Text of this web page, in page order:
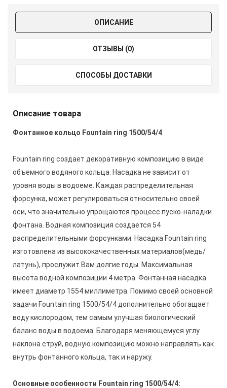
ОПИСАНИЕ
ОТЗЫВЫ (0)
СПОСОБЫ ДОСТАВКИ
Описание товара
Фонтанное кольцо Fountain ring 1500/54/4
Fountain ring создает декоративную композицию в виде
объемного водяного кольца. Насадка не зависит от
уровня воды в водоеме. Каждая распределительная
форсунка, может регулироваться относительно своей
оси, что значительно упрощаются процесс пуско-наладки
фонтана. Водная композиция создается 54
распределительными форсунками. Насадка Fountain ring
изготовлена из высококачественных материалов(медь/
латунь), прослужит Вам долгие годы. Максимальная
высота водной композиции 4 метра. Фонтанная насадка
имеет диаметр 1554 миллиметра. Помимо своей основной
задачи Fountain ring 1500/54/4 дополнительно обогащает
воду кислородом, тем самым улучшая биологический
баланс воды в водоема. Благодаря меняющемуся углу
наклона струй, водную композицию можно направлять как
внутрь фонтанного кольца, так и наружу.
Основные особенности Fountain ring 1500/54/4: